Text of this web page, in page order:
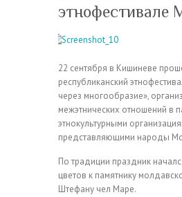
этнофестивале
22 сентября в Кишиневе
республиканский
через многообразие»,
межэтнических отношений в
этнокультурными
представляющими народы
По традиции праздник
цветов к памятнику
Штефану чел Маре.